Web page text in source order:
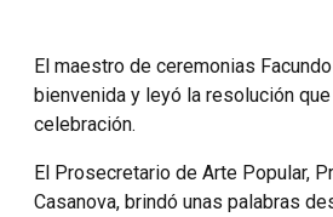
El maestro de ceremonias
bienvenida y leyó la resolución
celebración.
El Prosecretario de Arte Popular,
Casanova, brindó unas palabras